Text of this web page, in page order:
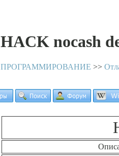
HACK nocash
ПРОГРАММИРОВАНИЕ >>